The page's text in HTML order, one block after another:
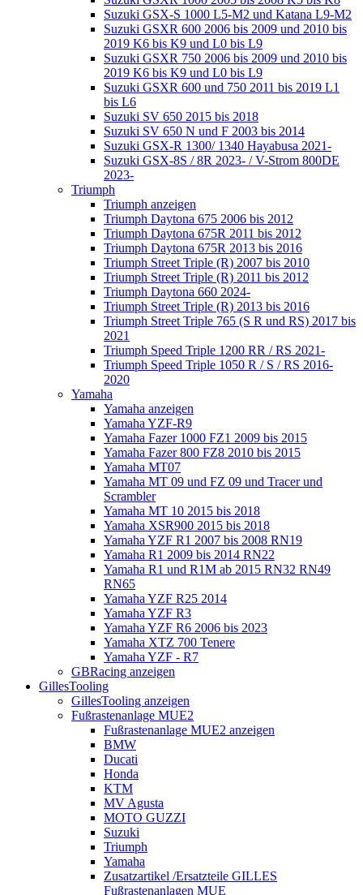
Suzuki GSX-S 1000 L5-M2 und Katana L9-M2
Suzuki GSXR 600 2006 bis 2009 und 2010 bis
2019 K6 bis K9 und L0 bis L9
Suzuki GSXR 750 2006 bis 2009 und 2010 bis
2019 K6 bis K9 und L0 bis L9
Suzuki GSXR 600 und 750 2011 bis 2019 L1
bis L6
Suzuki SV 650 2015 bis 2018
Suzuki SV 650 N und F 2003 bis 2014
Suzuki GSX-R 1300/ 1340 Hayabusa 2021-
Suzuki GSX-8S / 8R 2023- / V-Strom 800DE
2023-
Triumph
Triumph anzeigen
Triumph Daytona 675 2006 bis 2012
Triumph Daytona 675R 2011 bis 2012
Triumph Daytona 675R 2013 bis 2016
Triumph Street Triple (R) 2007 bis 2010
Triumph Street Triple (R) 2011 bis 2012
Triumph Daytona 660 2024-
Triumph Street Triple (R) 2013 bis 2016
Triumph Street Triple 765 (S R und RS) 2017 bis
2021
Triumph Speed Triple 1200 RR / RS 2021-
Triumph Speed Triple 1050 R / S / RS 2016-
2020
Yamaha
Yamaha anzeigen
Yamaha YZF-R9
Yamaha Fazer 1000 FZ1 2009 bis 2015
Yamaha Fazer 800 FZ8 2010 bis 2015
Yamaha MT07
Yamaha MT 09 und FZ 09 und Tracer und
Scrambler
Yamaha MT 10 2015 bis 2018
Yamaha XSR900 2015 bis 2018
Yamaha YZF R1 2007 bis 2008 RN19
Yamaha R1 2009 bis 2014 RN22
Yamaha R1 und R1M ab 2015 RN32 RN49
RN65
Yamaha YZF R25 2014
Yamaha YZF R3
Yamaha YZF R6 2006 bis 2023
Yamaha XTZ 700 Tenere
Yamaha YZF - R7
GBRacing anzeigen
GillesTooling
GillesTooling anzeigen
Fußrastenanlage MUE2
Fußrastenanlage MUE2 anzeigen
BMW
Ducati
Honda
KTM
MV Agusta
MOTO GUZZI
Suzuki
Triumph
Yamaha
Zusatzartikel /Ersatzteile GILLES
Fußrastenanlagen MUE